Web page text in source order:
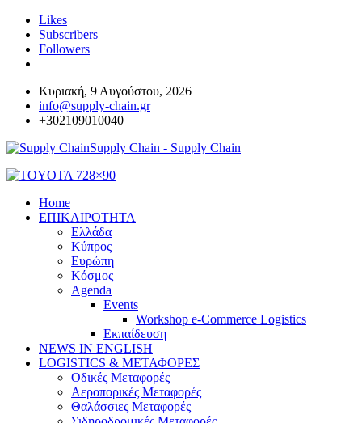
Likes
Subscribers
Followers
Κυριακή, 9 Αυγούστου, 2026
info@supply-chain.gr
+302109010040
Supply Chain - Supply Chain
Home
ΕΠΙΚΑΙΡΟΤΗΤΑ
Ελλάδα
Κύπρος
Ευρώπη
Κόσμος
Agenda
Events
Workshop e-Commerce Logistics
Εκπαίδευση
NEWS IN ENGLISH
LOGISTICS & ΜΕΤΑΦΟΡΕΣ
Οδικές Μεταφορές
Αεροπορικές Μεταφορές
Θαλάσσιες Μεταφορές